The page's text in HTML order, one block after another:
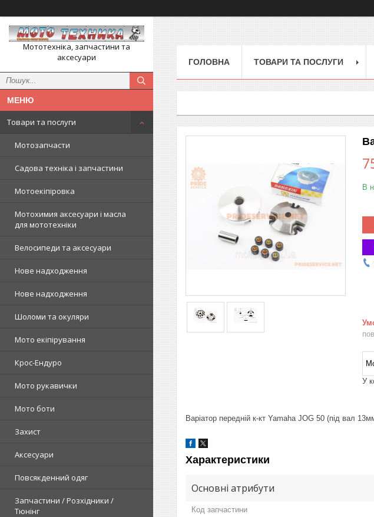
Мототехніка, запчастини та
аксесуари
Товари та послуги
Мотозапчасти
Садова техніка і запчастини
Мотоекіпіровка
Мотохимия аксесуари і масла
для мототехніки
Велосипеди та аксесуари
Нове надходження
Нове надходження
Шоломи та окуляри
Мото екіпірування
Крос-Ендуро
Мото рукавички
Мото боти
Захист
Аксесуари
Повсякденний одяг
Запчастини / Розхідники /
Тюнінг
ГОЛОВНА ТОВАРИ ТА ПОСЛУГИ
В
У
Варіатор передній к-кт Yamaha JOG 50 (під вал
Характеристики
Основні атрибути
Код запчастини